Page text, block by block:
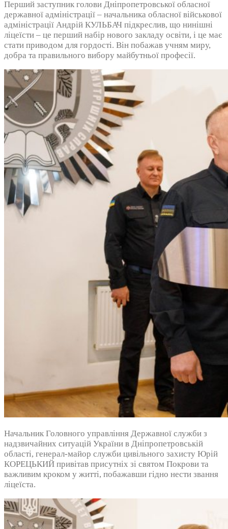
Перший заступник голови Дніпропетровської обласної
державної адміністрації – начальника обласної військової
адміністрації Андрій КУЛЬБАЧ підкреслив, що нинішні
ліцеїсти – це перший набір нового закладу освіти, і це має
стати приводом для гордості. Він побажав учням миру,
добра та правильного вибору майбутньої професії.
Начальник Головного управління Державної служби з
надзвичайних ситуацій України в Дніпропетровській
області, генерал-майор служби цивільного захисту Юрій
КОРЕЦЬКИЙ привітав присутніх зі святом Покрови та
важливим кроком у житті, побажавши гідно нести звання
ліцеїста.